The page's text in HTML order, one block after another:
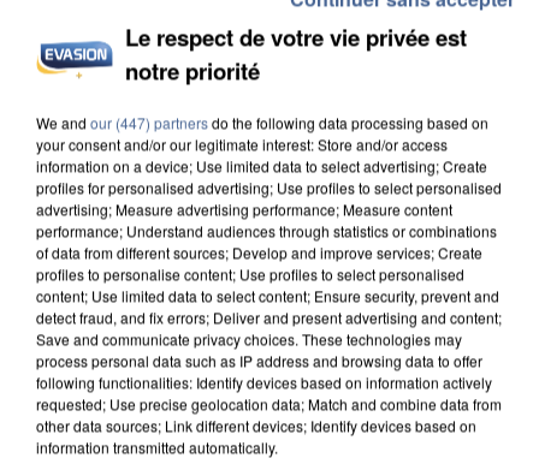
APRÈS TOUTES CES CANICULES, LES REFUGES
DE FAUNE SAUVAGE SONT...
Le respect de votre vie privée est
notre priorité
We and our (447) partnersdo the following data processing based on
your consent and/or our legitimate interest: Store and/or access
information on a device; Use limited data to select advertising; Create
profiles for personalised advertising; Use profiles to select personalised
advertising; Measure advertising performance; Measure content
performance; Understand audiences through statistics or combinations
of data from different sources; Develop and improve services; Create
profiles to personalise content; Use profiles to select personalised
content; Use limited data to select content; Ensure security, prevent and
detect fraud, and fix errors; Deliver and present advertising and content;
Save and communicate privacy choices. These technologies may
process personal data such as IP address and browsing data to offer
following functionalities: Identify devices based on information actively
requested; Use precise geolocation data; Match and combine data from
other data sources; Link different devices; Identify devices based on
information transmitted automatically.